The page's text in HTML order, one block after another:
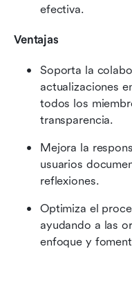
efectiva.
Ventajas
Soporta la
actualizaciones
todos los
transparencia.
Mejora la
usuarios
reflexiones.
Optimiza el
ayudando a las
enfoque y